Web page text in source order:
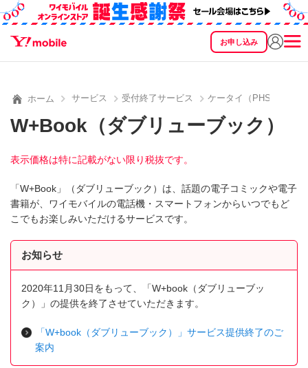
お申し込み
SEARCH
ホーム サービス 受付終了サービス ケータイ（PHS）用公
W+Book（ダブリューブック）
表示価格は特に記載がない限り税抜です。
「W+Book」（ダブリューブック）は、話題の電子コミックや電子
書籍が、ワイモバイルの電話機・スマートフォンからいつでもど
こでもお楽しみいただけるサービスです。
お知らせ
2020年11月30日をもって、「W+book（ダブリューブッ
ク）」の提供を終了させていただきます。
「W+book（ダブリューブック）」サービス提供終了のご
案内